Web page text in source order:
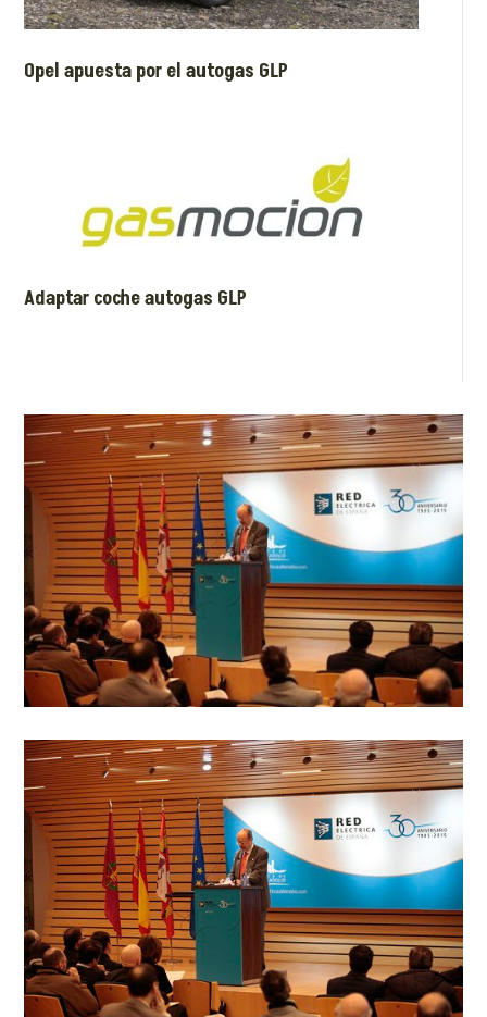
Opel apuesta por el autogas GLP
Adaptar coche autogas GLP